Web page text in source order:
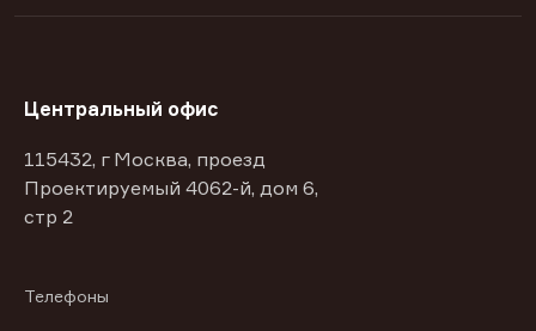
Центральный офис
115432, г Москва, проезд
Проектируемый 4062-й, дом 6,
стр 2
Телефоны